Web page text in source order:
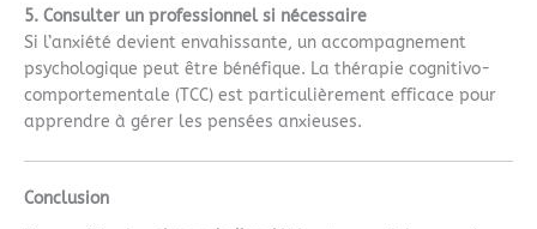
5. Consulter un professionnel si nécessaire
Si l’anxiété devient envahissante, un accompagnement
psychologique peut être bénéfique. La thérapie cognitivo-
comportementale (TCC) est particulièrement efficace pour
apprendre à gérer les pensées anxieuses.
Conclusion